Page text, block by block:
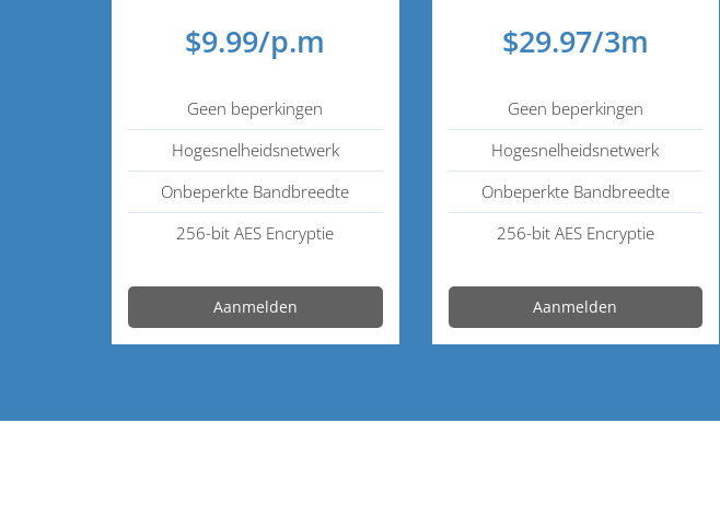
$9.99/p.m
Geen beperkingen
Hogesnelheidsnetwerk
Onbeperkte Bandbreedte
256-bit AES Encryptie
Aanmelden
$29.97/3m
Geen beperkingen
Hogesnelheidsnetwerk
Onbeperkte Bandbreedte
256-bit AES Encryptie
Aanmelden